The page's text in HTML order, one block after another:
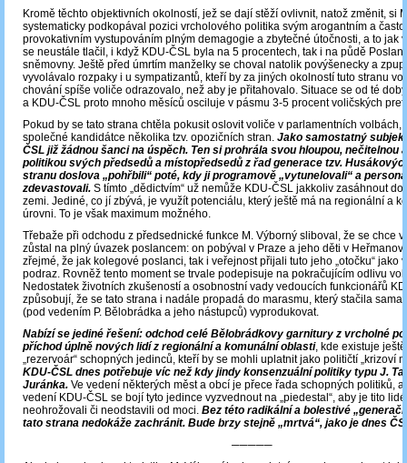
Kromě těchto objektivních okolností, jež se dají stěží ovlivnit, natož změnit, si
systematicky podkopával pozici vrcholového politika svým arogantním a často
provokativním vystupováním plným demagogie a zbytečné útočnosti, a to jak
se neustále tlačil, i když KDU-ČSL byla na 5 procentech, tak i na půdě
sněmovny. Ještě před úmrtím manželky se choval natolik povýšenecky a
vyvolávalo rozpaky i u sympatizantů, kteří by za jiných okolností tuto stranu
chování spíše voliče odrazovalo, než aby je přitahovalo. Situace se od té
a KDU-ČSL proto mnoho měsíců osciluje v pásmu 3-5 procent voličských
Pokud by se tato strana chtěla pokusit oslovit voliče v parlamentních volbách,
společné kandidátce několika tzv. opozičních stran. Jako samostatný
ČSL již žádnou šanci na úspěch. Ten si prohrála svou hloupou, nečitelnou
politikou svých předsedů a místopředsedů z řad generace tzv.
stranu doslova „pohřbili“ poté, kdy ji programově „vytunelovali“ a
zdevastovali. S tímto „dědictvím“ už nemůže KDU-ČSL jakkoliv zasáhnout
zemi. Jediné, co jí zbývá, je využít potenciálu, který ještě má na regionální a
úrovni. To je však maximum možného.
Třebaže při odchodu z předsednické funkce M. Výborný sliboval, že se chce
zůstal na plný úvazek poslancem: on pobýval v Praze a jeho děti v
zřejmé, že jak kolegové poslanci, tak i veřejnost přijali tuto jeho „otočku“ jako
podraz. Rovněž tento moment se trvale podepisuje na pokračujícím odlivu
Nedostatek životních zkušeností a osobnostní vady vedoucích funkcionářů
způsobují, že se tato strana i nadále propadá do marasmu, který stačila sama
(pod vedením P. Bělobrádka a jeho nástupců) vyprodukovat.
Nabízí se jediné řešení: odchod celé Bělobrádkovy garnitury z vrcholné
příchod úplně nových lidí z regionální a komunální oblasti, kde existuje
„rezervoár“ schopných jedinců, kteří by se mohli uplatnit jako političtí „krizoví
KDU-ČSL dnes potřebuje víc než kdy jindy konsenzuální politiky typu J.
Juránka. Ve vedení některých měst a obcí je přece řada schopných politiků,
vedení KDU-ČSL se bojí tyto jedince vyzvednout na „piedestal“, aby je tito
neohrožovali či neodstavili od moci. Bez této radikální a bolestivé
tato strana nedokáže zachránit. Bude brzy stejně „mrtvá“, jako je dnes
─────